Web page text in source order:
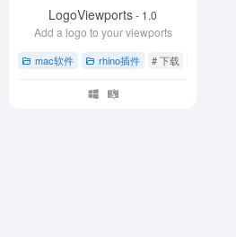
LogoViewports- 1.0
Add a logo to your viewports
mac软件 rhino插件 # 下载